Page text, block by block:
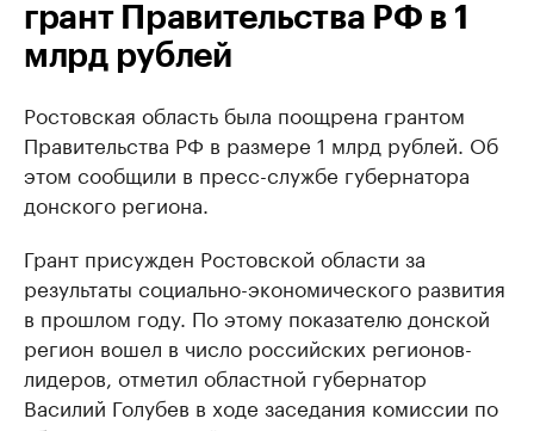
грант Правительства РФ в 1
млрд рублей
Ростовская область была поощрена грантом
Правительства РФ в размере 1 млрд рублей. Об
этом сообщили в пресс-службе губернатора
донского региона.
Грант присужден Ростовской области за
результаты социально-экономического развития
в прошлом году. По этому показателю донской
регион вошел в число российских регионов-
лидеров, отметил областной губернатор
Василий Голубев в ходе заседания комиссии по